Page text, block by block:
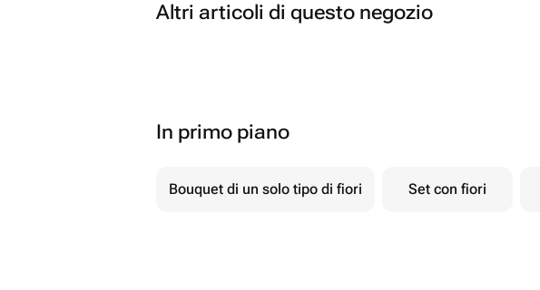
Altri articoli di questo negozio
In primo piano
Bouquet di un solo tipo di fiori Set con fiori